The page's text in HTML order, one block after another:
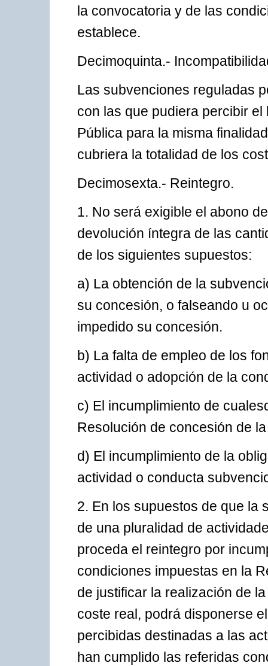
la convocatoria y de las
establece.
Decimoquinta.-
Las subvenciones reguladas
con las que pudiera percibir
Pública para la misma
cubriera la totalidad de los
Decimosexta.- Reintegro.
1. No será exigible el abono
devolución íntegra de las
de los siguientes supuestos:
a) La obtención de la
su concesión, o falseando u
impedido su concesión.
b) La falta de empleo de los
actividad o adopción de la
c) El incumplimiento de
Resolución de concesión de
d) El incumplimiento de la
actividad o conducta
2. En los supuestos de que la
de una pluralidad de
proceda el reintegro por
condiciones impuestas en la
de justificar la realización de
coste real, podrá disponerse
percibidas destinadas a las
han cumplido las referidas